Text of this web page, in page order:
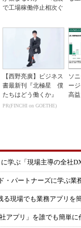
で工場稼働停止相次ぐ
【西野亮廣】ビジネス
書最新刊『北極星 僕
たちはどう働くか』
PR(FINCHI on GOETHE)
ソ
ー
高
学ぶ「現場主導の全社DX
・パートナーズに学ぶ業
現場でも業務アプリを
アプリ」を誰でも簡単に